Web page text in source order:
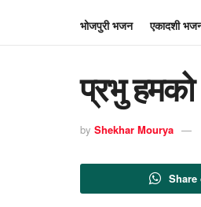
भोजपुरी भजन एकादशी
प्रभु
by Shekhar Mourya
Share